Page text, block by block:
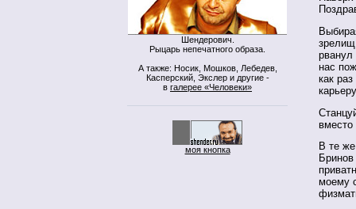
Шендерович.
Рыцарь непечатного образа.
А также: Носик, Мошков, Лебедев,
Касперский, Экслер и другие -
в галерее «Человеки»
моя кнопка
нас
как
В те
моему